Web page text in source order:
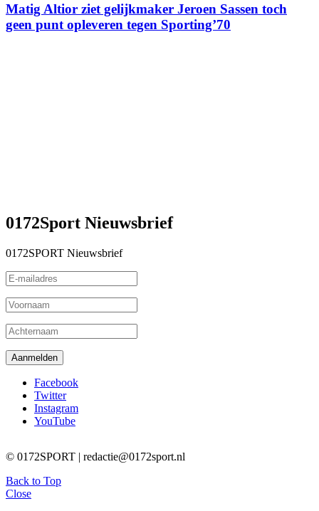
Matig Altior ziet gelijkmaker Jeroen Sassen toch
geen punt opleveren tegen Sporting’70
0172Sport Nieuwsbrief
0172SPORT Nieuwsbrief
Facebook
Twitter
Instagram
YouTube
© 0172SPORT | redactie@0172sport.nl
Back to Top
Close